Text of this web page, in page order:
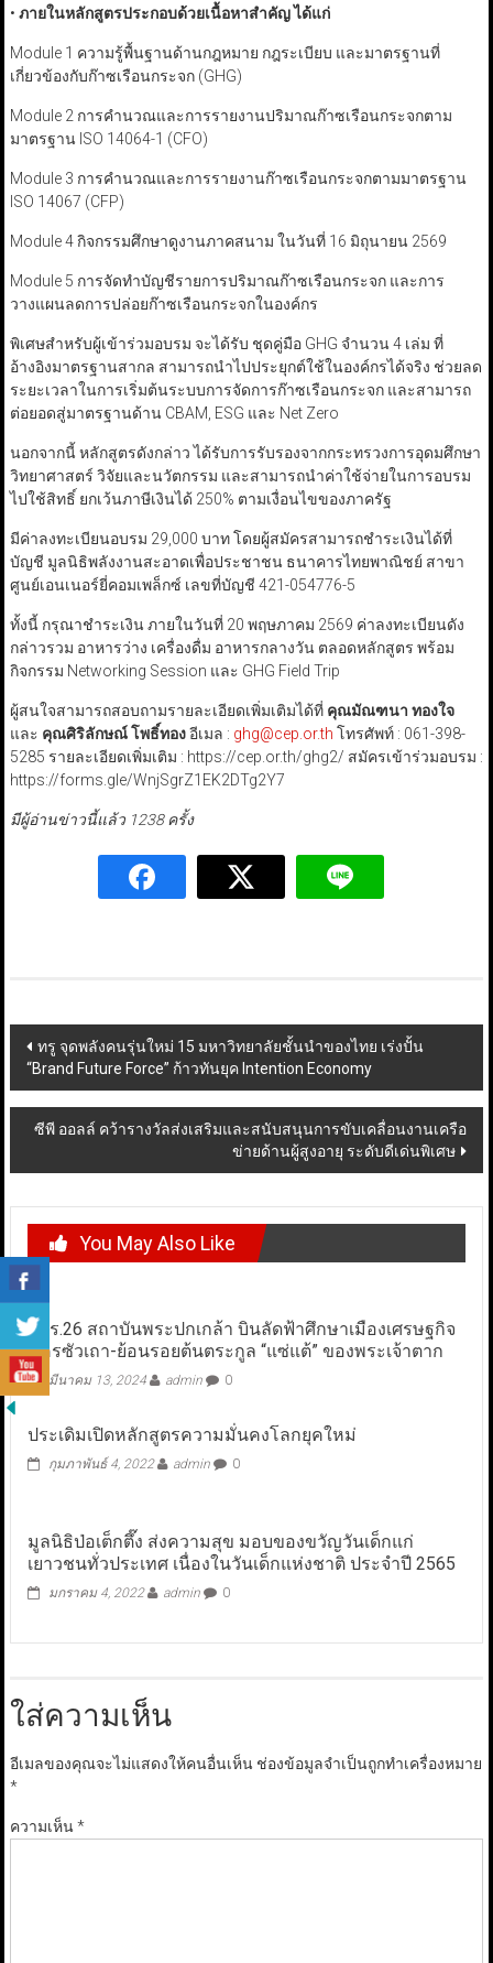
• ภายในหลักสูตรประกอบด้วยเนื้อหาสำคัญ ได้แก่
Module 1 ความรู้พื้นฐานด้านกฎหมาย กฎระเบียบ และมาตรฐานที่
เกี่ยวข้องกับก๊าซเรือนกระจก (GHG)
Module 2 การคำนวณและการรายงานปริมาณก๊าซเรือนกระจกตาม
มาตรฐาน ISO 14064-1 (CFO)
Module 3 การคำนวณและการรายงานก๊าซเรือนกระจกตามมาตรฐาน
ISO 14067 (CFP)
Module 4 กิจกรรมศึกษาดูงานภาคสนาม ในวันที่ 16 มิถุนายน 2569
Module 5 การจัดทำบัญชีรายการปริมาณก๊าซเรือนกระจก และการ
วางแผนลดการปล่อยก๊าซเรือนกระจกในองค์กร
พิเศษสำหรับผู้เข้าร่วมอบรม จะได้รับ ชุดคู่มือ GHG จำนวน 4 เล่ม ที่
อ้างอิงมาตรฐานสากล สามารถนำไปประยุกต์ใช้ในองค์กรได้จริง ช่วยลด
ระยะเวลาในการเริ่มต้นระบบการจัดการก๊าซเรือนกระจก และสามารถ
ต่อยอดสู่มาตรฐานด้าน CBAM, ESG และ Net Zero
นอกจากนี้ หลักสูตรดังกล่าว ได้รับการรับรองจากกระทรวงการอุดมศึกษา
วิทยาศาสตร์ วิจัยและนวัตกรรม และสามารถนำค่าใช้จ่ายในการอบรม
ไปใช้สิทธิ์ ยกเว้นภาษีเงินได้ 250% ตามเงื่อนไขของภาครัฐ
มีค่าลงทะเบียนอบรม 29,000 บาท โดยผู้สมัครสามารถชำระเงินได้ที่
บัญชี มูลนิธิพลังงานสะอาดเพื่อประชาชน ธนาคารไทยพาณิชย์ สาขา
ศูนย์เอนเนอร์ยี่คอมเพล็กซ์ เลขที่บัญชี 421-054776-5
ทั้งนี้ กรุณาชำระเงิน ภายในวันที่ 20 พฤษภาคม 2569 ค่าลงทะเบียนดัง
กล่าวรวม อาหารว่าง เครื่องดื่ม อาหารกลางวัน ตลอดหลักสูตร พร้อม
กิจกรรม Networking Session และ GHG Field Trip
ผู้สนใจสามารถสอบถามรายละเอียดเพิ่มเติมได้ที่ คุณมัณฑนา ทองใจ
และ คุณศิริลักษณ์ โพธิ์ทองอีเมล : ghg@cep.or.th โทรศัพท์ : 061-398-
5285 รายละเอียดเพิ่มเติม : https://cep.or.th/ghg2/⁠ สมัครเข้าร่วมอบรม :
https://forms.gle/WnjSgrZ1EK2DTg2Y7⁠
มีผู้อ่านข่าวนี้แล้ว 1238 ครั้ง
Post
navigation
ทรู จุดพลังคนรุ่นใหม่ 15 มหาวิทยาลัยชั้นนำของไทย เร่งปั้น
“Brand Future Force” ก้าวทันยุค Intention Economy
ซีพี ออลล์ คว้ารางวัลส่งเสริมและสนับสนุนการขับเคลื่อนงานเครือ
ข่ายด้านผู้สูงอายุ ระดับดีเด่นพิเศษ
You May Also Like
ปปร.26 สถาบันพระปกเกล้า บินลัดฟ้าศึกษาเมืองเศรษฐกิจ
นครซัวเถา-ย้อนรอยต้นตระกูล “แซ่แต้” ของพระเจ้าตาก
มีนาคม 13, 2024 admin 0
ประเดิมเปิดหลักสูตรความมั่นคงโลกยุคใหม่
กุมภาพันธ์ 4, 2022 admin 0
มูลนิธิป่อเต็กตึ๊ง ส่งความสุข มอบของขวัญวันเด็กแก่
เยาวชนทั่วประเทศ เนื่องในวันเด็กแห่งชาติ ประจำปี 2565
มกราคม 4, 2022 admin 0
ใส่ความเห็น
อีเมลของคุณจะไม่แสดงให้คนอื่นเห็น ช่องข้อมูลจำเป็นถูกทำเครื่องหมาย
*
ความเห็น*